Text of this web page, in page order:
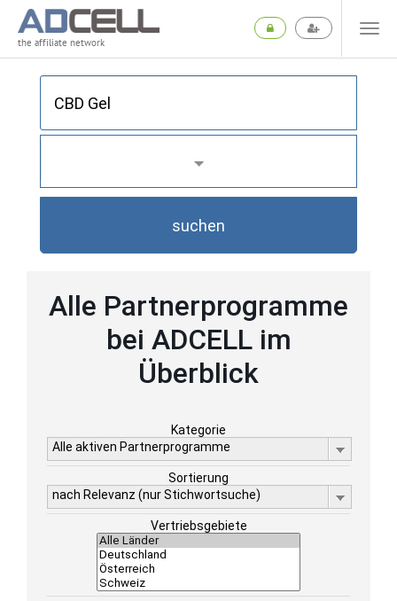
the affiliate network
suchen
Alle Partnerprogramme
bei ADCELL im
Überblick
Kategorie
Alle aktiven Partnerprogramme
Sortierung
nach Relevanz (nur Stichwortsuche)
Vertriebsgebiete